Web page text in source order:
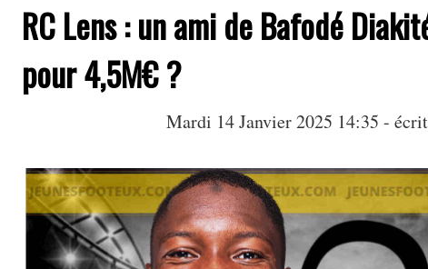
RC Lens : un ami de Bafodé
pour 4,5M€ ?
Mardi 14 Janvier 2025 14:35 -